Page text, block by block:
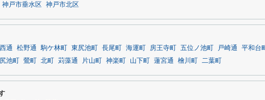
神戸市垂水区 神戸市北区
通 松野通 駒ケ林町 東尻池町 長尾町 海運町 房王寺町 五位ノ池町 戸崎通 平和台町
池町 鶯町 北町 苅藻通 片山町 神楽町 山下町 蓮宮通 檜川町 二葉町